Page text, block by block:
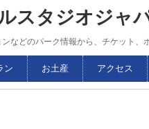
スタジオジャ
などのパーク情報から、チケット、
ン お土産 アクセス